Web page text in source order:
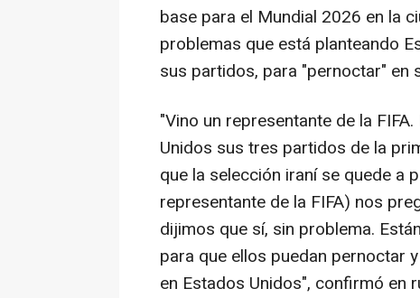
base para el Mundial 2026 en la
problemas que está planteando
sus partidos, para "pernoctar" en
"Vino un representante de la
Unidos sus tres partidos de la
que la selección iraní se quede a
representante de la FIFA) nos
dijimos que sí, sin problema.
para que ellos puedan pernoctar
en Estados Unidos", confirmó en